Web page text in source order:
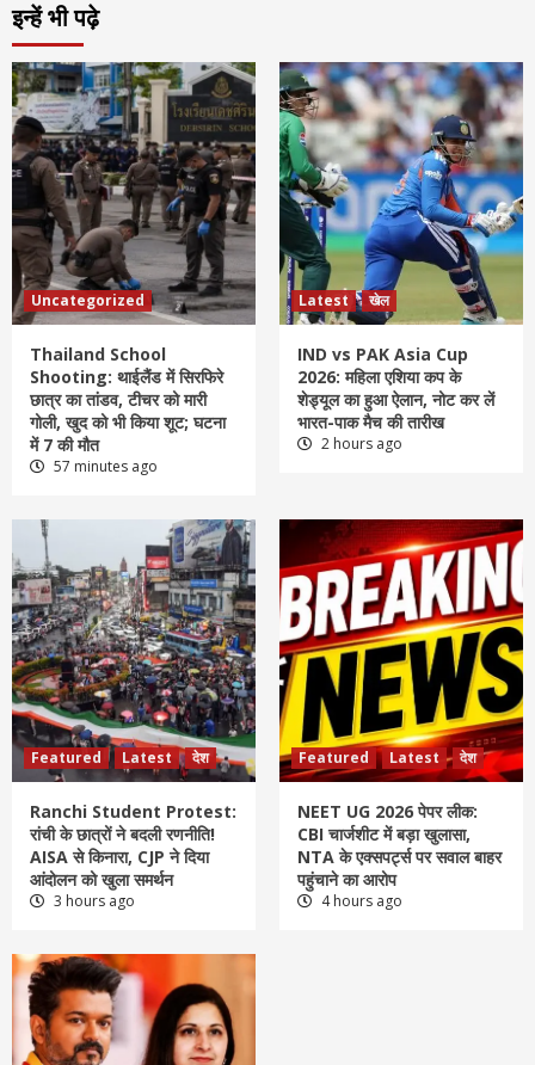
इन्हें भी पढ़े
Uncategorized
Thailand School
Shooting: थाईलैंड में सिरफिरे
छात्र का तांडव, टीचर को मारी
गोली, खुद को भी किया शूट; घटना
में 7 की मौत
57 minutes ago
Latest खेल
IND vs PAK Asia Cup
2026: महिला एशिया कप के
शेड्यूल का हुआ ऐलान, नोट कर लें
भारत-पाक मैच की तारीख
2 hours ago
Featured Latest देश
Ranchi Student Protest:
रांची के छात्रों ने बदली रणनीति!
AISA से किनारा, CJP ने दिया
आंदोलन को खुला समर्थन
3 hours ago
Featured Latest देश
NEET UG 2026 पेपर लीक:
CBI चार्जशीट में बड़ा खुलासा,
NTA के एक्सपर्ट्स पर सवाल बाहर
पहुंचाने का आरोप
4 hours ago